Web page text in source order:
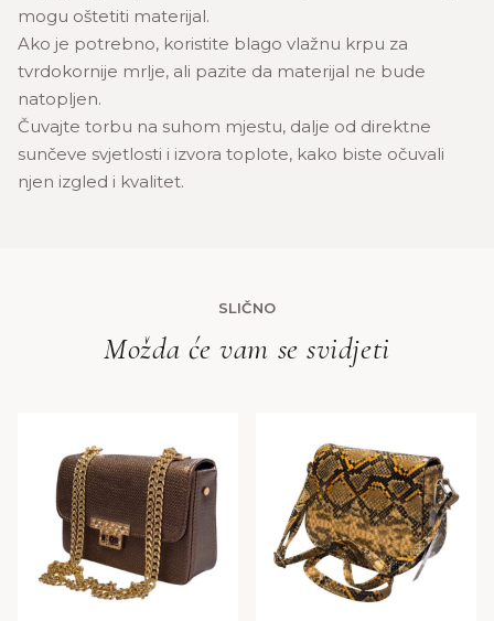
mogu oštetiti materijal.
Ako je potrebno, koristite blago vlažnu krpu za
tvrdokornije mrlje, ali pazite da materijal ne bude
natopljen.
Čuvajte torbu na suhom mjestu, dalje od direktne
sunčeve svjetlosti i izvora toplote, kako biste očuvali
njen izgled i kvalitet.
SLIČNO
Možda će vam se svidjeti